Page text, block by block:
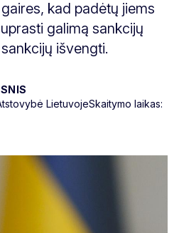
kad padėtų jiems
galimą sankcijų
išvengti.
LietuvojeSkaitymo laikas: